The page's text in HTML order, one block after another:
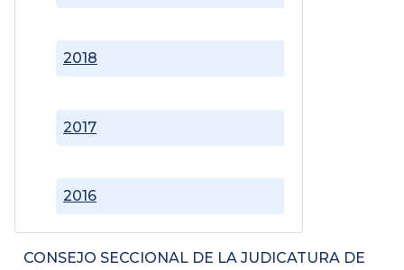
2016
2017
2018
CONSEJO SECCIONAL DE LA JUDICATURA DE